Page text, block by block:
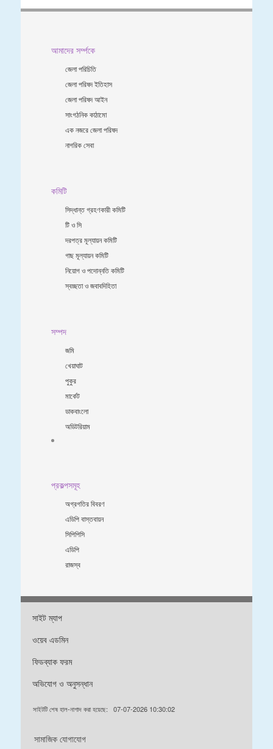
আমাদের সর্ম্পকে
জেলা পরিচিতি
জেলা পরিষদ ইতিহাস
জেলা পরিষদ আইন
সাংগঠনিক কাঠামো
এক নজরে জেলা পরিষদ
নাগরিক সেবা
কমিটি
সিদ্ধান্ত গ্রহণকারী কমিটি
টি ও সি
দরপত্র মূল্যায়ন কমিটি
গাছ মূল্যায়ন কমিটি
নিয়োগ ও পদোন্নতি কমিটি
স্বচ্ছতা ও জবাবদিহিতা
সম্পদ
জমি
খেয়াঘাট
পুকুর
মার্কেট
ডাকবাংলো
অডিটরিয়াম
প্রকল্পসমূহ
অগ্রগতির বিবরণ
এডিপি বাস্তবায়ন
সিপিপিসি
এডিপি
রাজস্ব
সাইট ম্যাপ
ওয়েব এডমিন
ফিডব্যাক ফরম
অভিযোগ ও অনুসন্ধান
সাইটটি শেষ হাল-নাগাদ করা হয়েছে: 07-07-2026 10:30:02
সামাজিক যোগাযোগ